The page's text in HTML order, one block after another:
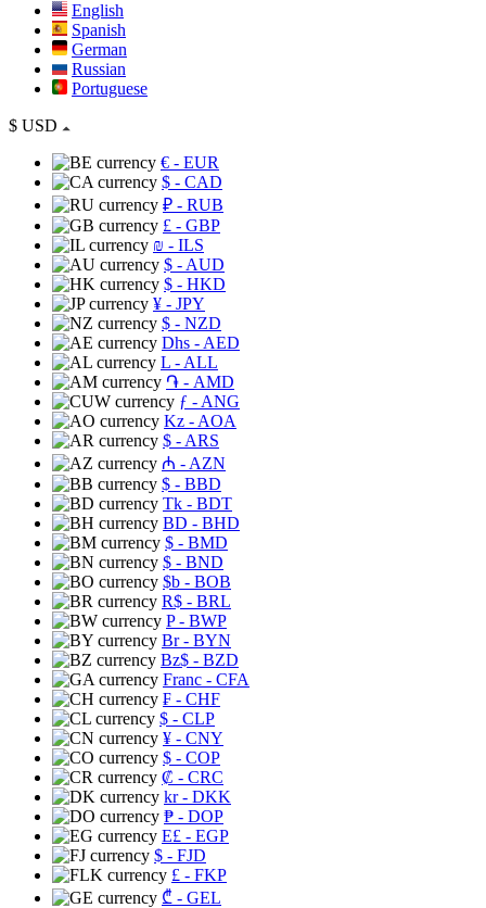
English
Spanish
German
Russian
Portuguese
$ USD
€ - EUR
$ - CAD
₽ - RUB
£ - GBP
₪ - ILS
$ - AUD
$ - HKD
¥ - JPY
$ - NZD
Dhs - AED
L - ALL
֏ - AMD
ƒ - ANG
Kz - AOA
$ - ARS
₼ - AZN
$ - BBD
Tk - BDT
BD - BHD
$ - BMD
$ - BND
$b - BOB
R$ - BRL
P- BWP
Br- BYN
Bz$ - BZD
Franc - CFA
₣ - CHF
$ - CLP
¥ - CNY
$ - COP
₡ - CRC
kr- DKK
₱ - DOP
E£ - EGP
$ - FJD
£ - FKP
₾ - GEL